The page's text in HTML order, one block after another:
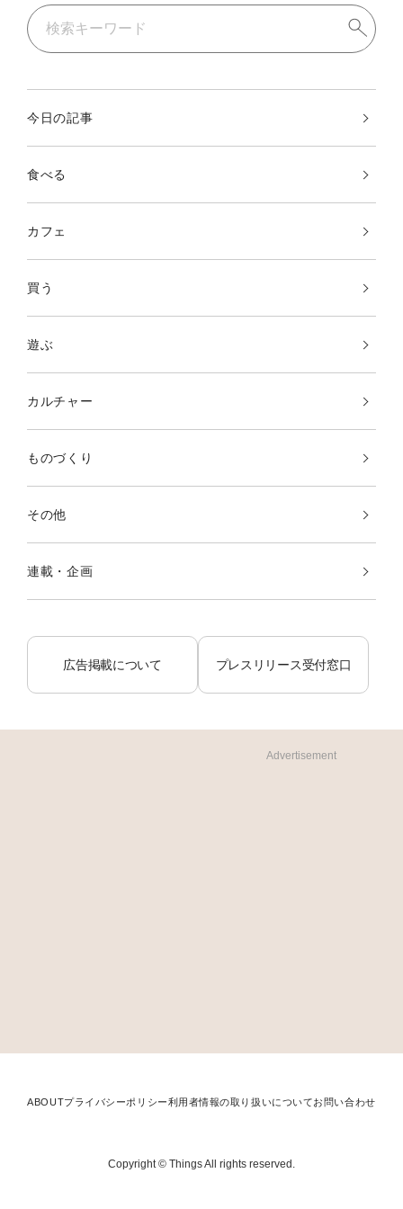
今日の記事
食べる
カフェ
買う
遊ぶ
カルチャー
ものづくり
その他
連載・企画
広告掲載について プレスリリース受付窓口
Advertisement
ABOUTプライバシーポリシー利用者情報の取り扱いについてお問い合わせ
Copyright © Things All rights reserved.